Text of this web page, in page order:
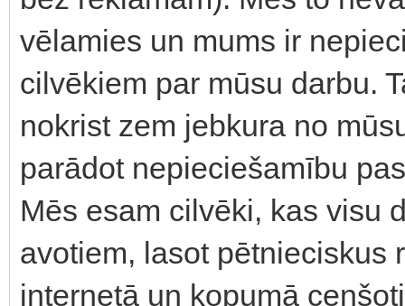
vēlamies un mums ir
cilvēkiem par mūsu darbu.
nokrist zem jebkura no
parādot nepieciešamību
Mēs esam cilvēki, kas visu
avotiem, lasot pētnieciskus
internetā un kopumā